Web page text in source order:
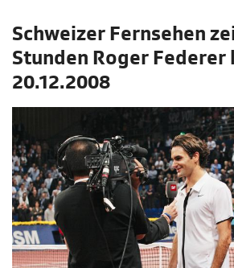
Schweizer Fernsehen
Stunden Roger Federer
20.12.2008